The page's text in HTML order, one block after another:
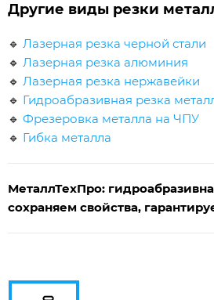
Другие виды резки
🔹 Лазерная резка черной стали
🔹 Лазерная резка алюминия
🔹 Лазерная резка нержавейки
🔹 Гидроабразивная резка
🔹 Фрезеровка металла на ЧПУ
🔹 Гибка металла
МеталлТехПро:
сохраняем свойства,